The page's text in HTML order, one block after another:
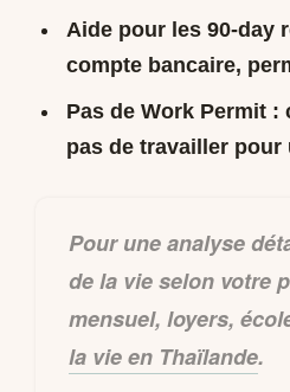
Aide pour les 90-day
compte bancaire,
Pas de Work Permit:
pas de travailler pour
Pour une analyse
de la vie selon votre
mensuel, loyers,
la vie en Thaïlande.